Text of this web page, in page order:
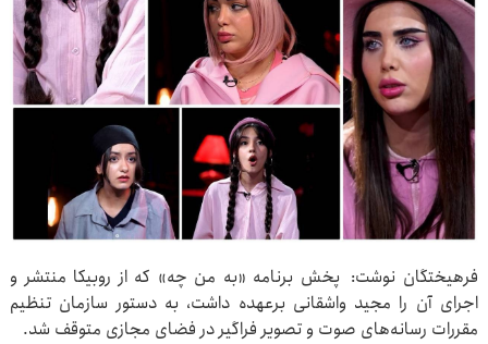
فرهیختگان نوشت: پخش برنامه «به من چه» که از روبیکا منتشر و
اجرای آن را مجید واشقانی برعهده داشت، به دستور سازمان تنظیم
مقررات رسانه‌های صوت و تصویر فراگیر در فضای مجازی متوقف شد.